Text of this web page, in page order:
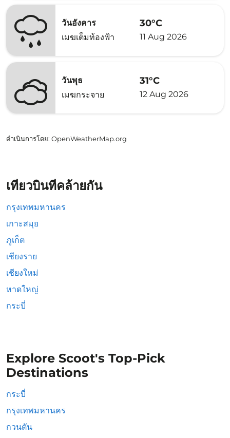
วันอังคาร
เมฆเต็มท้องฟ้า
30°C
11 Aug 2026
วันพุธ
เมฆกระจาย
31°C
12 Aug 2026
ดำเนินการโดย: OpenWeatherMap.org
เที่ยวบินที่คล้ายกัน
กรุงเทพมหานคร
เกาะสมุย
ภูเก็ต
เชียงราย
เชียงใหม่
หาดใหญ่
กระบี่
Explore Scoot's Top-Pick
Destinations
กระบี่
กรุงเทพมหานคร
กวนตัน